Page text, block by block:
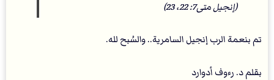
(إنجيل متى7: 22، 23)
تم بنعمة الرب إنجيل السامرية.. والسُبح لله.
بقلم د. رءوف أدوارد